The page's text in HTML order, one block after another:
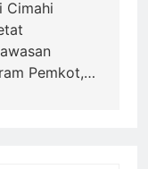
Cimahi
Pemkot,…